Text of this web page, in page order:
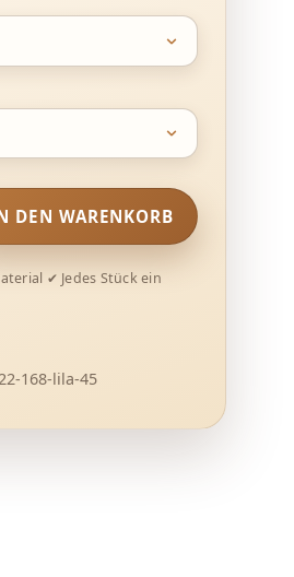
Wert ein oder benutze die
DEN WARENKORB
168-lila-45